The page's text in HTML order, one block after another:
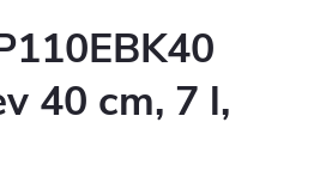
40 cm, 7 l,